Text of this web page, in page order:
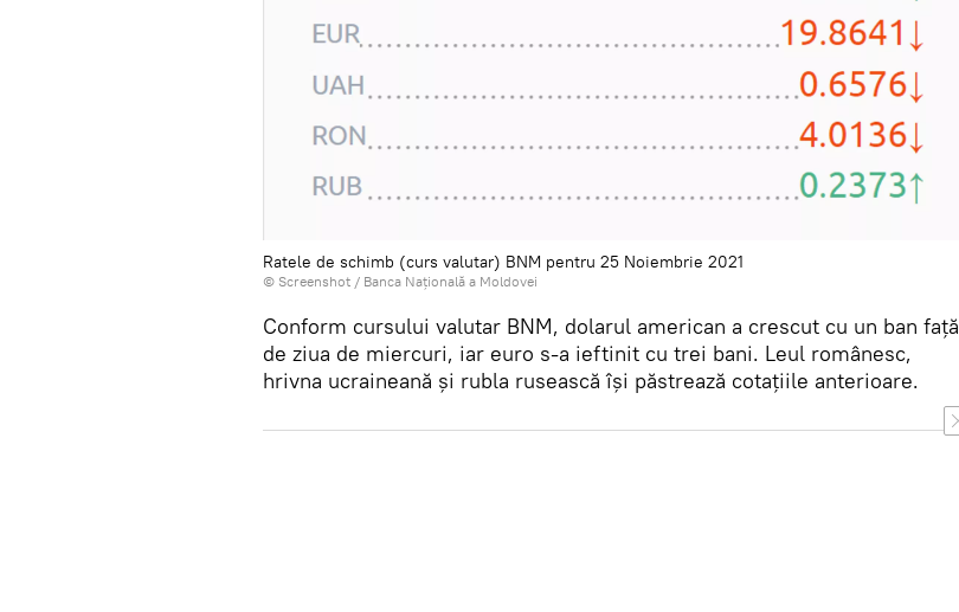
Ratele de schimb (curs valutar) BNM pentru 25 Noiembrie 2021
© Screenshot / Banca Națională a Moldovei
Conform cursului valutar BNM, dolarul american a crescut cu un ban față
de ziua de miercuri, iar euro s-a ieftinit cu trei bani. Leul românesc,
hrivna ucraineană și rubla rusească își păstrează cotațiile anterioare.